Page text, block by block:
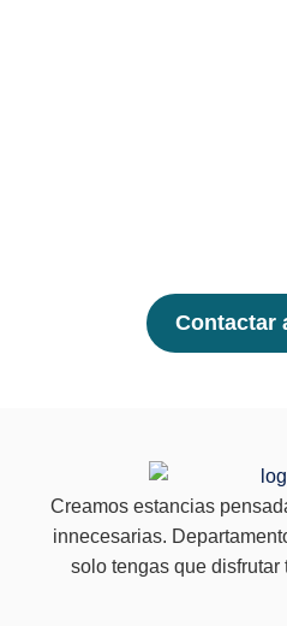
Contactar
Creamos estancias
innecesarias.
solo tengas que disfrutar